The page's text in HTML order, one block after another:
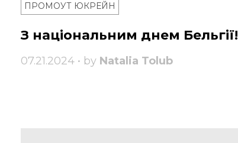
ПРОМОУТ ЮКРЕЙН
З національним днем ​​Бельгії!
07.21.2024 • by Natalia Tolub